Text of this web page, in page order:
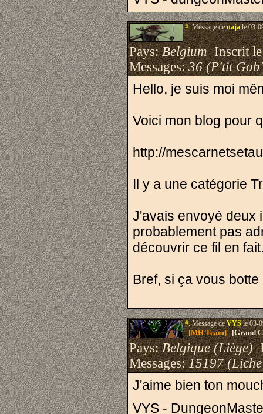
#.Message denajale 03-
Pays:BelgiumInscrit
Messages:36 (P'tit
Hello, je suis moi
Voici mon blog pour
http://
Il y a une catégorie
J'avais envoyé deux
probablement pas
découvrir ce fil en
Bref, si ça vous
#.Message deVYSle 03-
[MH Team][Grand
Pays:Belgique (Liège)
Messages:15197
J'aime bien ton
VYS -